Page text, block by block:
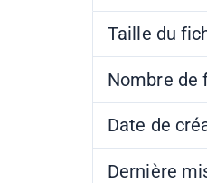
Taille du
Nombre de
Date de
Dernière